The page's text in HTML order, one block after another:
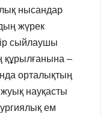
нысандар
жүрек
сыйлаушы
құрылғанына –
орталықтың
науқасты
ем